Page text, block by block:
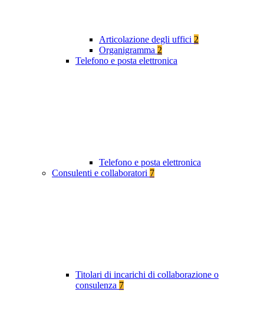
Articolazione degli uffici 2
Organigramma 2
Telefono e posta elettronica
Telefono e posta elettronica
Consulenti e collaboratori 7
Titolari di incarichi di collaborazione o
consulenza 7